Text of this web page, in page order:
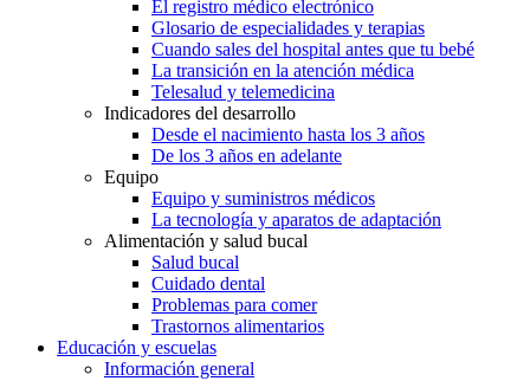
El registro médico electrónico
Glosario de especialidades y terapias
Cuando sales del hospital antes que tu bebé
La transición en la atención médica
Telesalud y telemedicina
Indicadores del desarrollo
Desde el nacimiento hasta los 3 años
De los 3 años en adelante
Equipo
Equipo y suministros médicos
La tecnología y aparatos de adaptación
Alimentación y salud bucal
Salud bucal
Cuidado dental
Problemas para comer
Trastornos alimentarios
Educación y escuelas
Información general